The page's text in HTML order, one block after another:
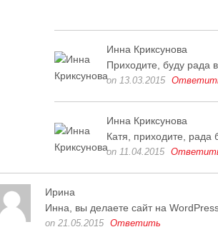
Инна Криксунова
Приходите, буду рада
on 13.03.2015
Инна Криксунова
Катя, приходите, рада
on 11.04.2015
Ирина
Инна, вы делаете сайт на
on 21.05.2015 Ответить